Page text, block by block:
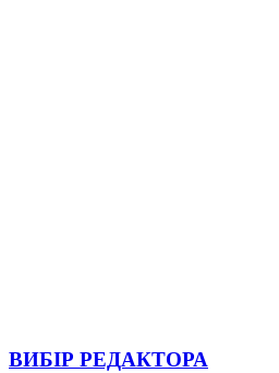
ВИБІР РЕДАКТОРА